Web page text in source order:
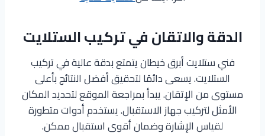
الدقة والاتقان في تركيب الستلايت
فني ستلايت أبرق خيطان يتمتع بدقة عالية في تركيب
الستلايت. يسعى دائمًا لتحقيق أفضل النتائج بأعلى
مستوى من الإتقان. يبدأ بمراجعة الموقع لتحديد المكان
الأمثل لتركيب جهاز الاستقبال. يستخدم أدوات متطورة
لقياس الإشارة وضمان أقوى استقبال ممكن.